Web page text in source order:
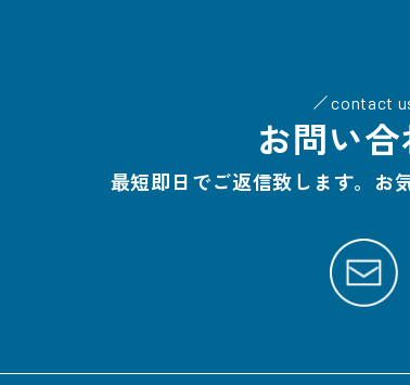
contact
お問い合
最短即日でご返信致します。お